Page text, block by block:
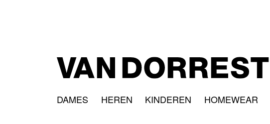
DAMES HEREN KINDEREN HOMEWEAR